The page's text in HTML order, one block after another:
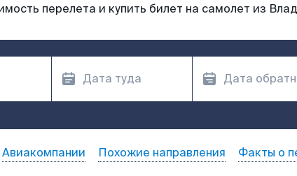
перелета и купить билет на самолет из
Авиакомпании Похожие направления Факты о